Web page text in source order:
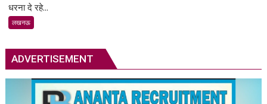
आखिर
क्यों
सड़क
धरना दे रहे...
लखनऊ
ADVERTISEMENT